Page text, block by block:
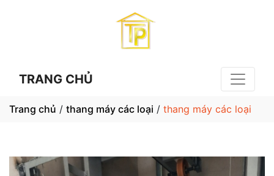
TRANG CHỦ
Trang chủ / thang máy các loại / thang máy các loại